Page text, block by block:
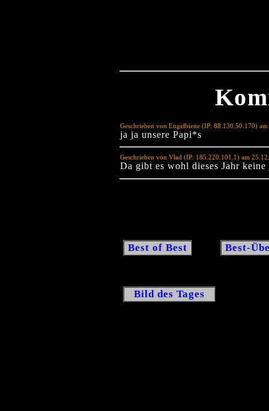
Geschrieben von Engelbiene (IP: 88.130.50.170)
ja ja unsere Papi*s
Geschrieben von Vlad (IP: 185.220.101.1) am
Da gibt es wohl dieses Jahr
Best of Best Best-
Bild des Tages